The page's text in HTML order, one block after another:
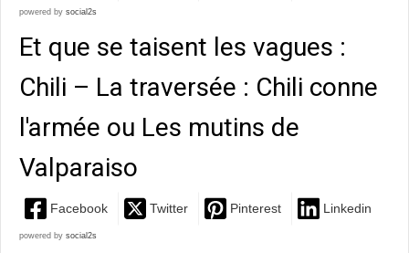
powered by social2s
Et que se taisent les vagues :
Chili – La traversée : Chili conne
l'armée ou Les mutins de
Valparaiso
Facebook Twitter Pinterest Linkedin
powered by social2s